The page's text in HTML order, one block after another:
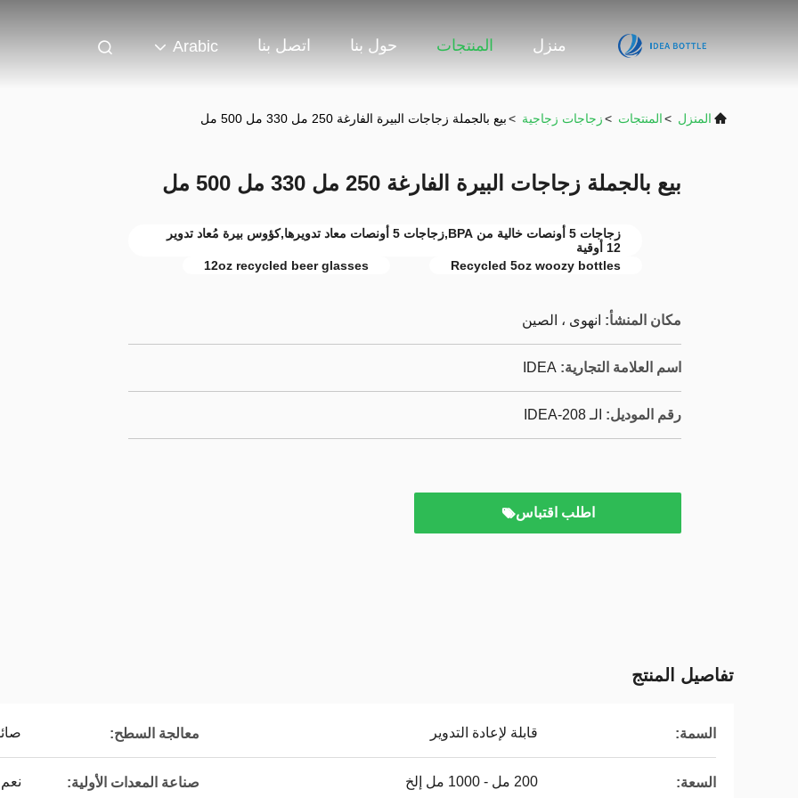
منزل المنتجات حول بنا اتصل بنا Arabic
المنزل >المنتجات >زجاجات زجاجية >بيع بالجملة زجاجات البيرة الفارغة 250 مل 330 مل 500 مل
بيع بالجملة زجاجات البيرة الفارغة 250 مل 330 مل 500 مل
زجاجات 5 أونصات خالية من BPA,زجاجات 5 أونصات معاد تدويرها,كؤوس بيرة مُعاد تدوير
12 أوقية
Recycled 5oz woozy bottles
12oz recycled beer glasses
مكان المنشأ: انهوى ، الصين
اسم العلامة التجارية: IDEA
رقم الموديل: الـ IDEA-208
اطلب اقتباس
تفاصيل المنتج
السمة: قابلة لإعادة التدوير معالجة السطح:
السعة: 200 مل - 1000 مل إلخ صناعة المعدات الأولية: